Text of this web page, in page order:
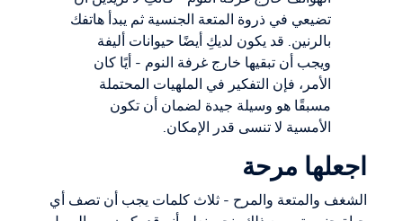
تضيعي في ذروة المتعة الجنسية ثم يبدأ هاتفك
بالرنين. قد يكون لديكِ أيضًا حيوانات أليفة
ويجب أن تبقيها خارج غرفة النوم - أيًا كان
الأمر، فإن التفكير في الملهيات المحتملة
مسبقًا هو وسيلة جيدة لضمان أن تكون
الأمسية لا تنسى قدر الإمكان.
اجعلها مرحة
الشغف والمتعة والمرح - ثلاث كلمات يجب أن تصف أي